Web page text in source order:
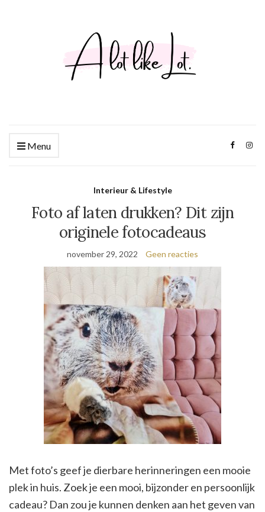
Menu
Interieur & Lifestyle
Foto af laten drukken? Dit zijn
originele fotocadeaus
november 29, 2022 Geen reacties
Met foto’s geef je dierbare herinneringen een mooie
plek in huis. Zoek je een mooi, bijzonder en persoonlijk
cadeau? Dan zou je kunnen denken aan het geven van